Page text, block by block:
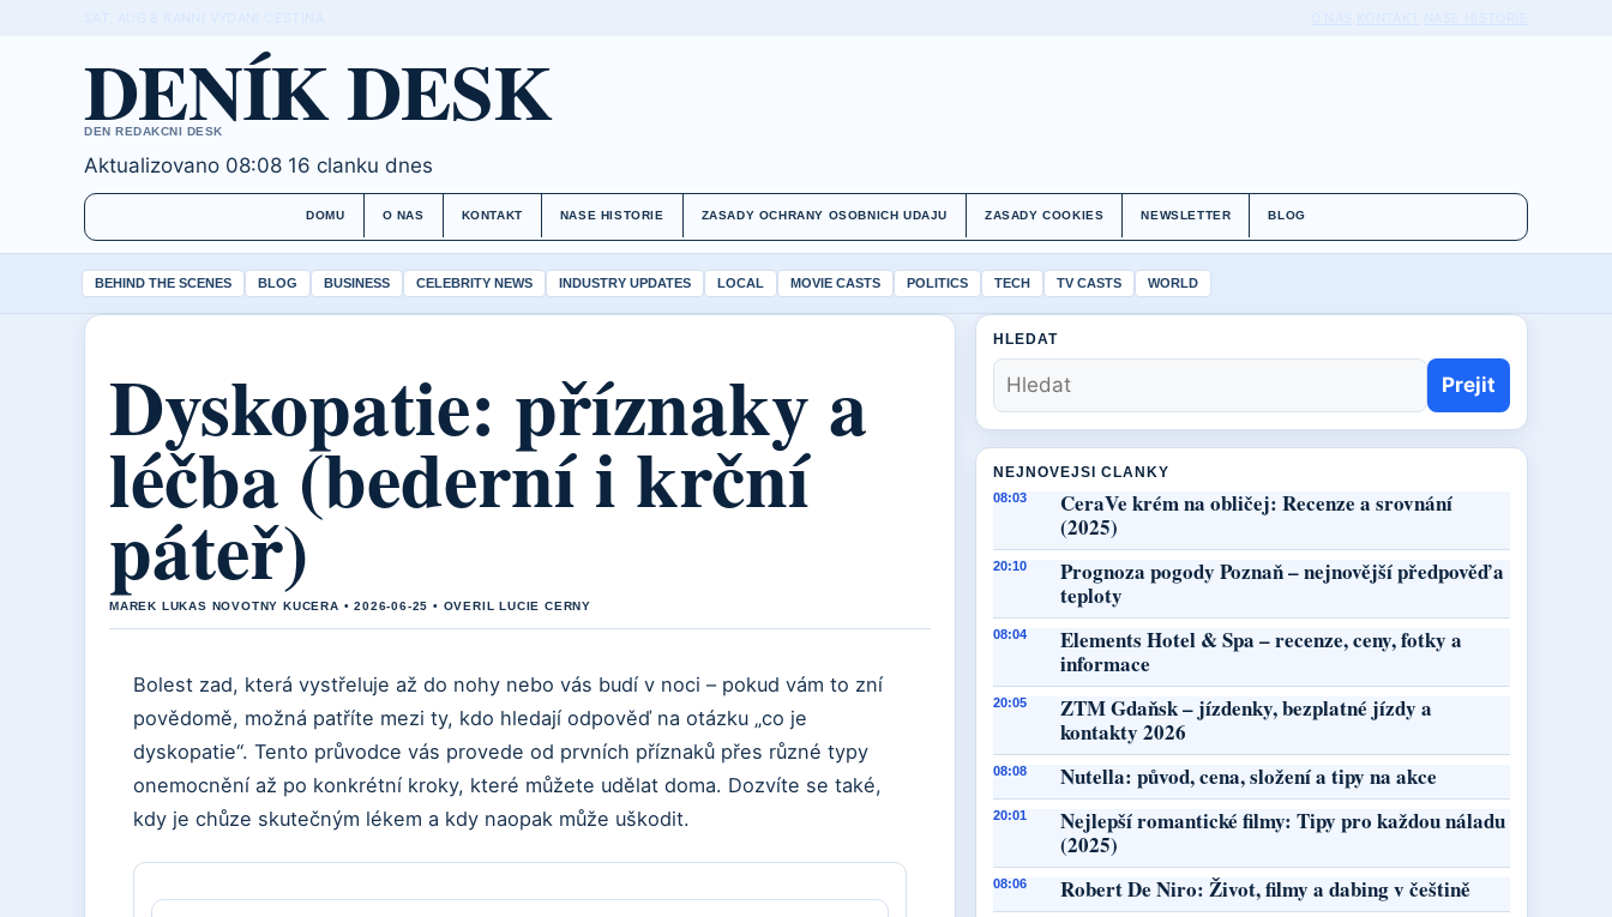
DENÍK DESK
DEN REDAKCNI DESK
Aktualizovano 08:08 16 clanku dnes
DOMU O NAS KONTAKT NASE HISTORIE ZASADY OCHRANY OSOBNICH UDAJU ZASADY COOKIES NEWSLETTER BLOG
BEHIND THE SCENES BLOG BUSINESS CELEBRITY NEWS INDUSTRY UPDATES LOCAL MOVIE CASTS POLITICS TECH TV CASTS WORLD
Dyskopatie: příznaky a
léčba (bederní i krční
páteř)
MAREK LUKAS NOVOTNY KUCERA • 2026-06-25 • OVERIL LUCIE CERNY
Bolest zad, která vystřeluje až do nohy nebo vás budí v noci – pokud vám to zní
povědomě, možná patříte mezi ty, kdo hledají odpověď na otázku „co je
dyskopatie“. Tento průvodce vás provede od prvních příznaků přes různé typy
onemocnění až po konkrétní kroky, které můžete udělat doma. Dozvíte se také,
kdy je chůze skutečným lékem a kdy naopak může uškodit.
HLEDAT
Prejit
NEJNOVEJSI CLANKY
08:03
CeraVe krém na obličej: Recenze a srovnání
(2025)
20:10
Prognoza pogody Poznaň – nejnovější předpověď a
teploty
08:04
Elements Hotel & Spa – recenze, ceny, fotky a
informace
20:05
ZTM Gdaňsk – jízdenky, bezplatné jízdy a
kontakty 2026
08:08 Nutella: původ, cena, složení a tipy na akce
20:01
Nejlepší romantické filmy: Tipy pro každou náladu
(2025)
08:06 Robert De Niro: Život, filmy a dabing v češtině